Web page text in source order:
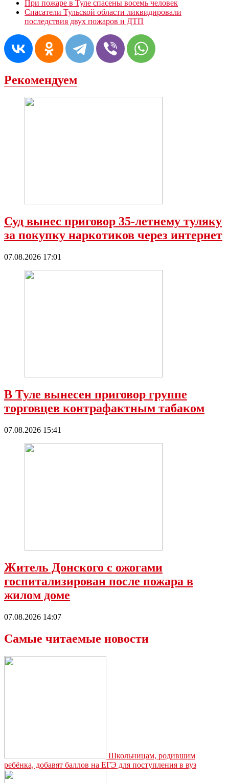
При пожаре в Туле спасены восемь человек
Спасатели Тульской области ликвидировали
последствия двух пожаров и ДТП
Рекомендуем
Суд вынес приговор 35-летнему туляку
за покупку наркотиков через интернет
07.08.2026 17:01
В Туле вынесен приговор группе
торговцев контрафактным табаком
07.08.2026 15:41
Житель Донского с ожогами
госпитализирован после пожара в
жилом доме
07.08.2026 14:07
Самые читаемые новости
Школьницам, родившим
ребёнка, добавят баллов на ЕГЭ для поступления в вуз